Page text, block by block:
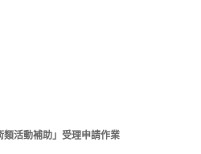
活動補助」受理申請作業